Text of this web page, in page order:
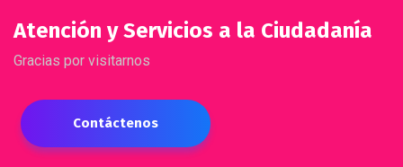
Atención y Servicios a la Ciudadanía
Gracias por visitarnos
Contáctenos